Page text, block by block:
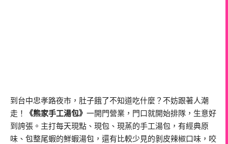
到台中忠孝路夜市，肚子餓了不知道吃什麼？不妨跟著人潮
走！
《熊家手工湯包》 一開門營業，門口就開始排隊，生意好
到誇張。主打每天現點、現包、現蒸的手工湯包，有經典原
味、包整尾蝦的鮮蝦湯包，還有比較少見的剝皮辣椒口味，咬